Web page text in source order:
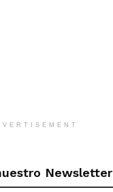
Newsletter